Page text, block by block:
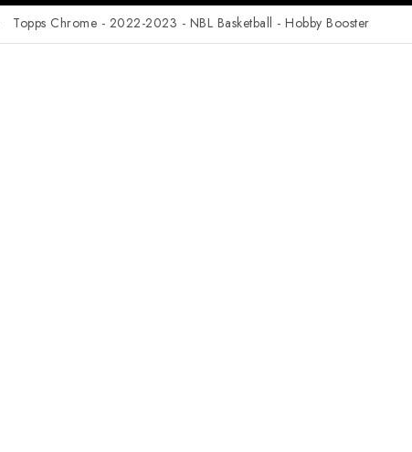
Topps Chrome - 2022-2023 - NBL Basketball - Hobby Booster